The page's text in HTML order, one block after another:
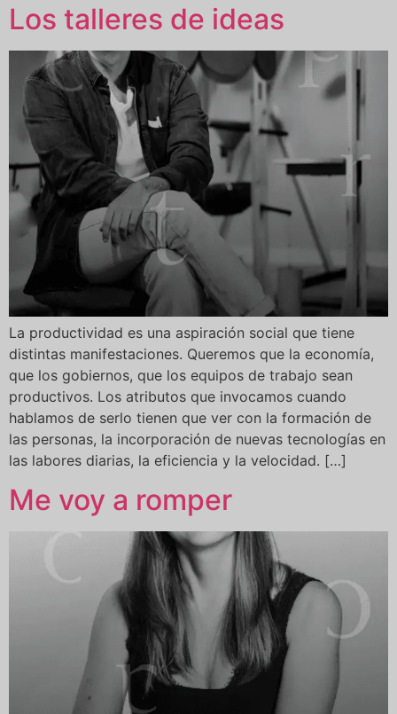
Los talleres de ideas
La productividad es una aspiración social que tiene
distintas manifestaciones. Queremos que la economía,
que los gobiernos, que los equipos de trabajo sean
productivos. Los atributos que invocamos cuando
hablamos de serlo tienen que ver con la formación de
las personas, la incorporación de nuevas tecnologías en
las labores diarias, la eficiencia y la velocidad. […]
Me voy a romper